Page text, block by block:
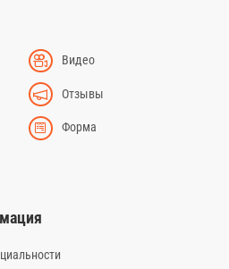
Видео
Отзывы
Форма